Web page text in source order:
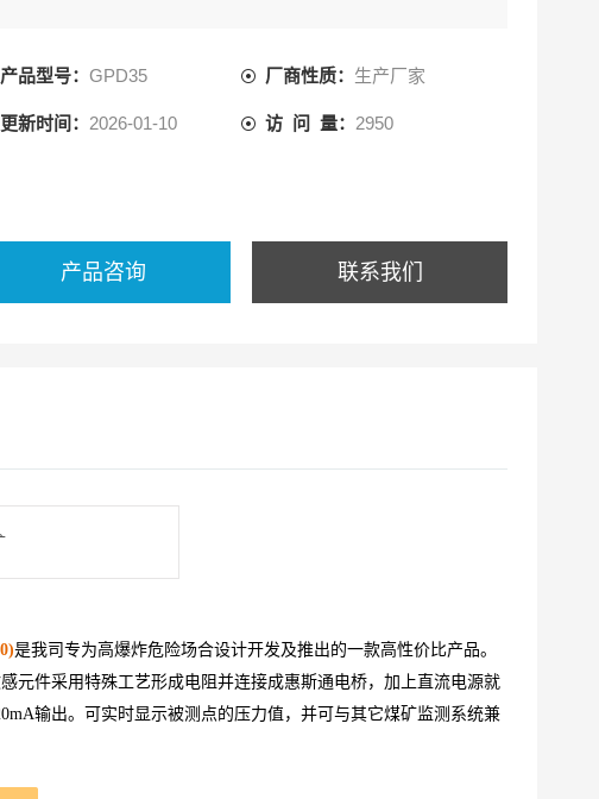
产品型号： GPD35 厂商性质： 生产厂家
更新时间： 2026-01-10 访 问 量： 2950
产品咨询 联系我们
是我司专为高爆炸危险场合设计开发及推出的一款高性价比产品。
元件采用特殊工艺形成电阻并连接成惠斯通电桥，加上直流电源就
输出。可实时显示被测点的压力值，并可与其它煤矿监测系统兼